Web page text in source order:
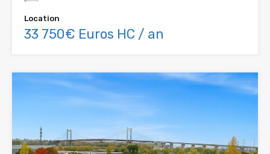
Location
33 750€ Euros HC / an